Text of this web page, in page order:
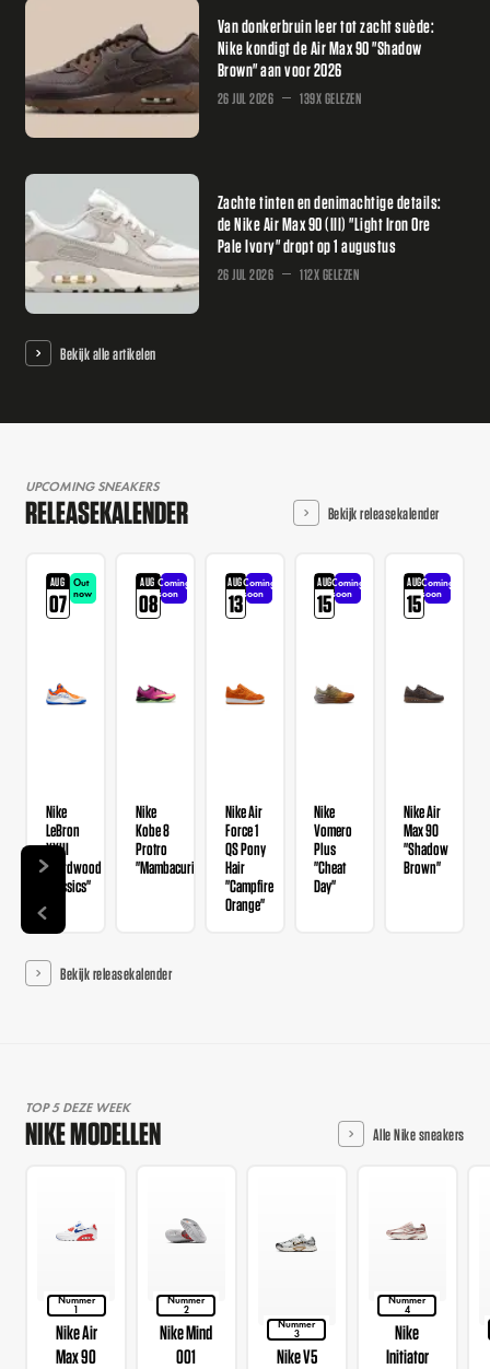
Van donkerbruin leer tot zacht suède:
Nike kondigt de Air Max 90 "Shadow
Brown" aan voor 2026
26 JUL 2026 139X GELEZEN
Zachte tinten en denimachtige details:
de Nike Air Max 90 (III) "Light Iron Ore
Pale Ivory" dropt op 1 augustus
26 JUL 2026 112X GELEZEN
Bekijk alle artikelen
UPCOMING SNEAKERS
RELEASEKALENDER Bekijk releasekalender
AUG
07
Out
now
Nike
LeBron
XXIII
"Hardwood
Classics"
AUG
08
Coming
soon
Nike
Kobe 8
Protro
"Mambacurial"
AUG
13
Coming
soon
Nike Air
Force 1
QS Pony
Hair
"Campfire
Orange"
AUG
15
Coming
soon
Nike
Vomero
Plus
"Cheat
Day"
AUG
15
Coming
soon
Nike Air
Max 90
"Shadow
Brown"
Bekijk releasekalender
TOP 5 DEZE WEEK
NIKE MODELLEN Alle Nike sneakers
Nummer
1
Nike Air
Max 90
Nummer
2
Nike Mind
001
Nummer
3
Nike V5
Nummer
4
Nike
Initiator